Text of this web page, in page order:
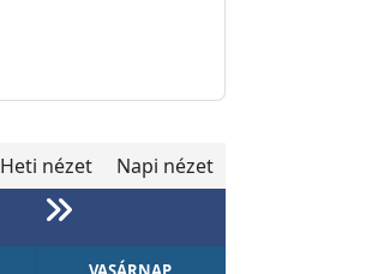
Heti nézet Napi nézet